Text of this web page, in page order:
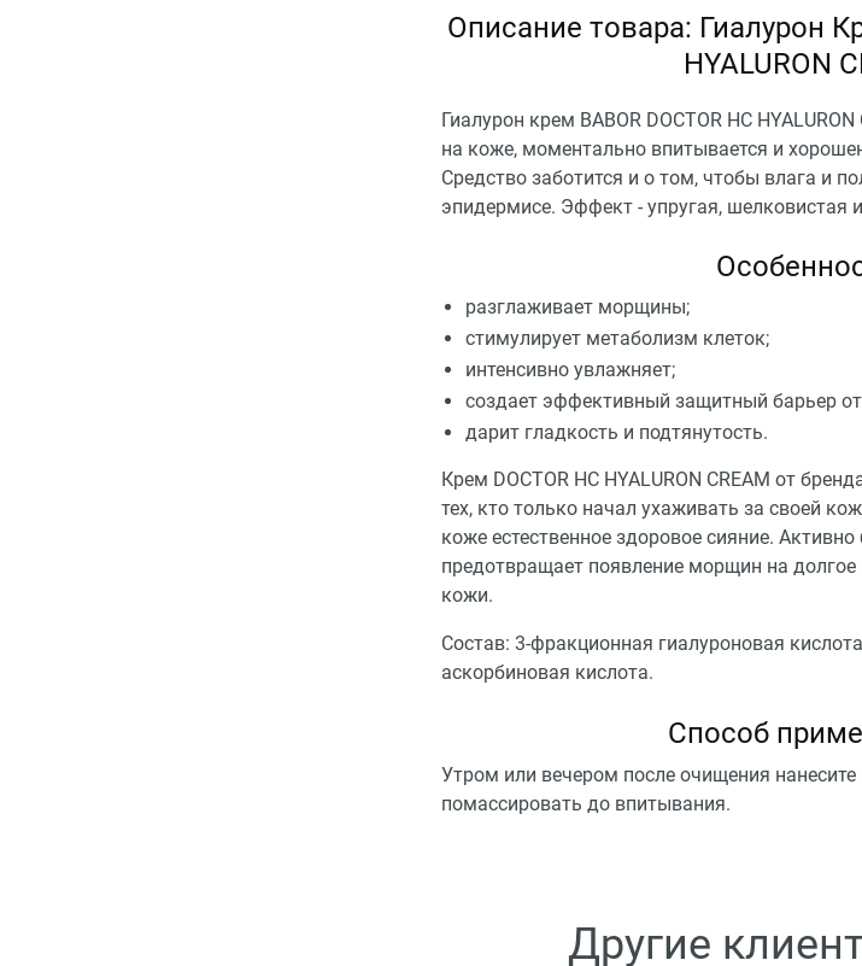
Описание товара: Гиалурон
HYALURON
Гиалурон крем BABOR DOCTOR HC
на коже, моментально впитывается и
Средство заботится и о том, чтобы влага и
эпидермисе. Эффект - упругая, шелковистая
разглаживает морщины;
стимулирует метаболизм клеток;
интенсивно увлажняет;
создает эффективный защитный барьер
дарит гладкость и подтянутость.
Крем DOCTOR HC HYALURON CREAM от
тех, кто только начал ухаживать за своей
коже естественное здоровое сияние.
предотвращает появление морщин на
кожи.
Состав: 3-фракционная гиалуроновая
аскорбиновая кислота.
Способ
Утром или вечером после очищения
помассировать до впитывания.
Другие